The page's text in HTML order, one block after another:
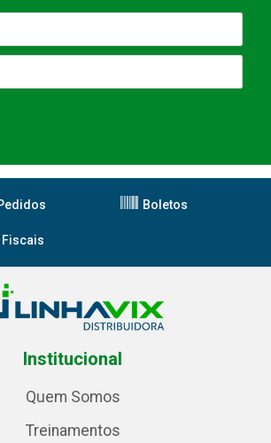
Boletos
Fiscais
Institucional
Quem Somos
Treinamentos